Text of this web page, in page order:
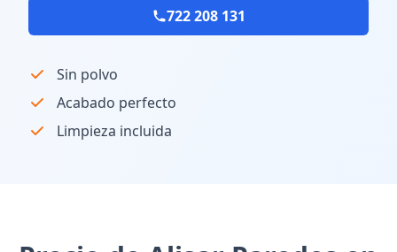
722 208 131
Sin polvo
Acabado perfecto
Limpieza incluida